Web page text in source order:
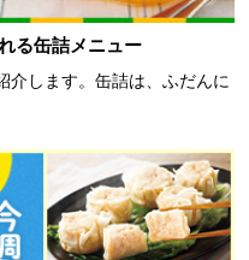
る缶詰メニュー
介します。缶詰は、ふだんに